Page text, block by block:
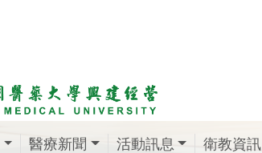
醫療新聞 活動訊息 衛教資訊